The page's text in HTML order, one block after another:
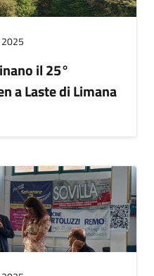
2025
il 25°
a Laste di Limana